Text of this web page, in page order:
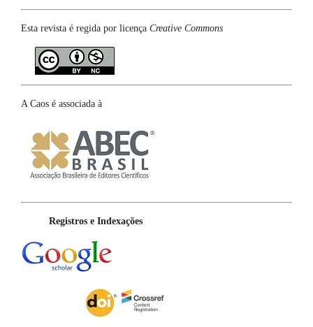
Esta revista é regida por licença Creative Commons
A Caos é associada à
Registros e Indexações